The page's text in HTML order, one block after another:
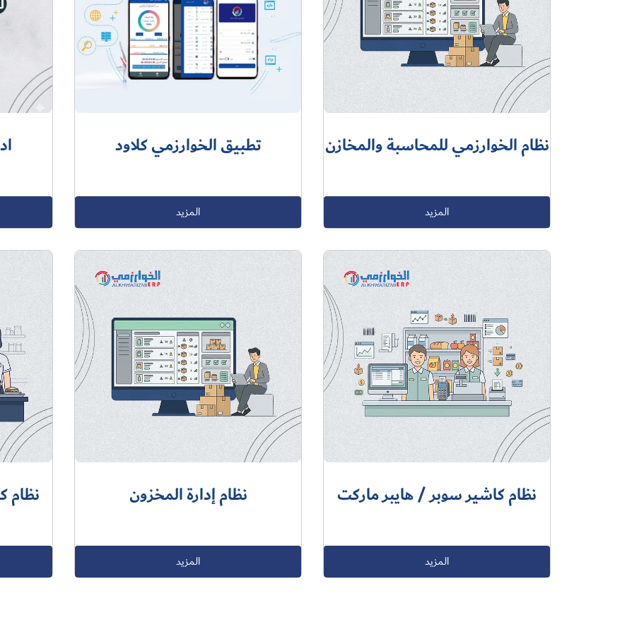
نظام الخوارزمي للمحاسبة والمخازن
المزيد
تطبيق الخوارزمي كلاود
المزيد
نظام كاشير سوبر / هايبر ماركت
المزيد
نظام إدارة المخزون
المزيد
نظام